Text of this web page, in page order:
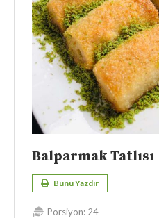
Balparmak Tatlısı
Bunu Yazdır
Porsiyon: 24